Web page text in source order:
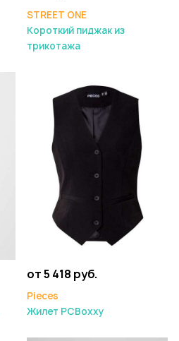
STREET ONE
Короткий пиджак из
трикотажа
от 5 418 руб.
Pieces
Жилет PCBoxxy